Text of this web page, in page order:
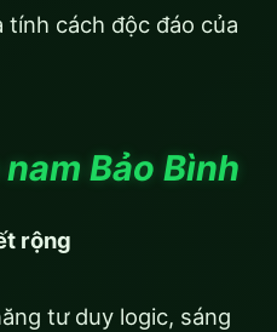
tính cách độc đáo của
Bảo Bình
rộng
tư duy logic, sáng